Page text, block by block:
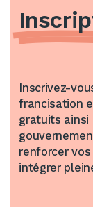
Inscrivez-
francisation
gratuits ainsi
renforcer
intégrer